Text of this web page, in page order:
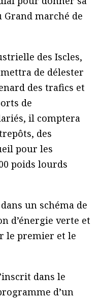
marché de
des Iscles,
de délester
des trafics et
de
il comptera
des
pour les
poids lourds
un schéma de
d’énergie verte et
le premier et le
dans le
d’un